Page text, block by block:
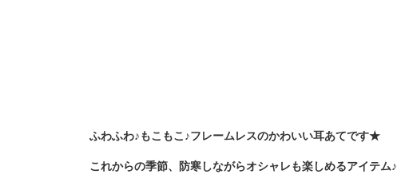
ふわふわ♪もこもこ♪フレームレスのかわいい耳あてです★
これからの季節、防寒しながらオシャレも楽しめるアイテム♪